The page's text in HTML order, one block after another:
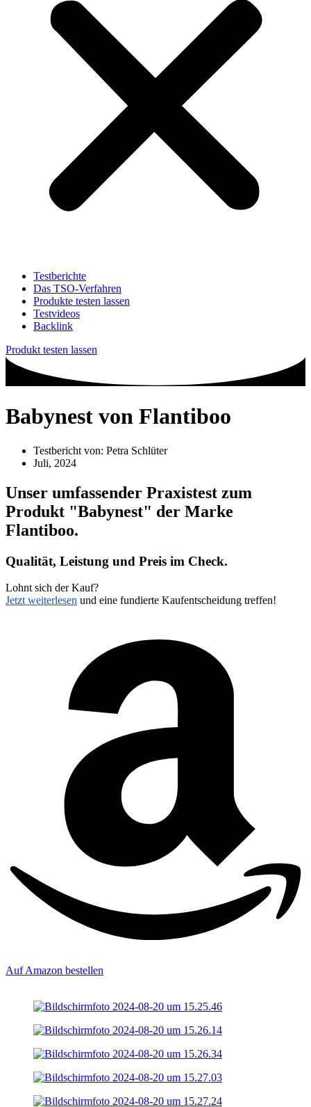
Testberichte
Das TSO-Verfahren
Produkte testen lassen
Testvideos
Backlink
Produkt testen lassen
Babynest von Flantiboo
Testbericht von: Petra Schlüter
Juli, 2024
Unser umfassender Praxistest zum
Produkt "Babynest" der Marke
Flantiboo.
Qualität, Leistung und Preis im Check.
Lohnt sich der Kauf?
Jetzt weiterlesen und eine fundierte Kaufentscheidung treffen!
Auf Amazon bestellen